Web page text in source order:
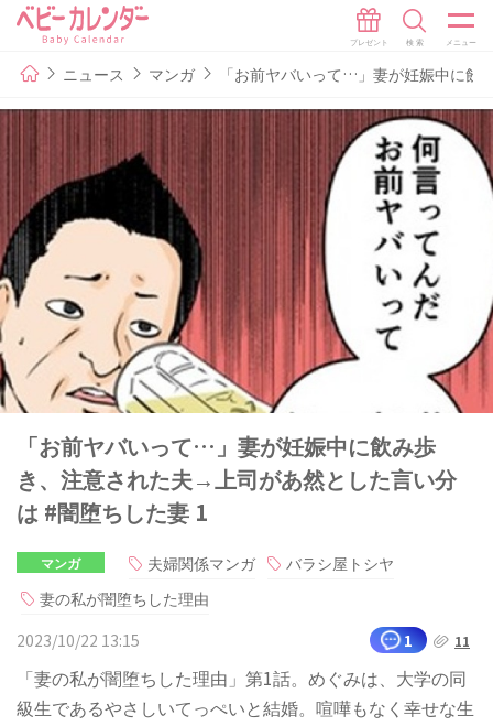
ニュース マンガ 「お前ヤバいって…」妻が妊娠中に
「お前ヤバいって…」妻が妊娠中に飲み歩
き、注意された夫→上司があ然とした言い分
は #闇堕ちした妻 1
マンガ 夫婦関係マンガ
バラシ屋トシヤ
妻の私が闇堕ちした理由
2023/10/22 13:15
1 11
「妻の私が闇堕ちした理由」第1話。めぐみは、大学の同
級生であるやさしいてっぺいと結婚。喧嘩もなく幸せな生